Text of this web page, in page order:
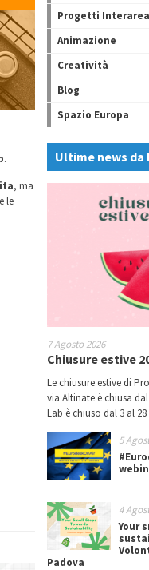
.
, ma
le
Progetti Interarea
Animazione
Creatività
Blog
Spazio Europa
Ultime news
7 Agosto 2026
Chiusure estive
Le chiusure estive di
via Altinate è chiusa
Lab è chiuso dal 3 al
5
4
Your
Padova